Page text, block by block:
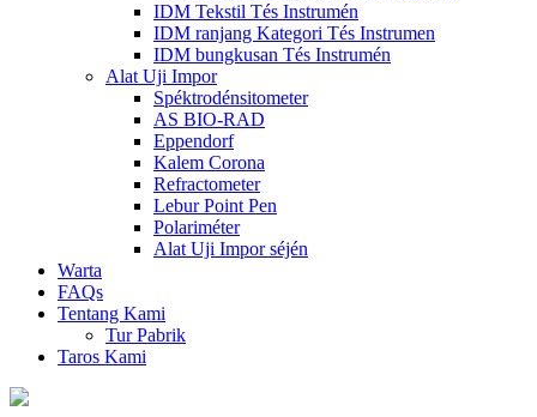
IDM Tekstil Tés Instrumén
IDM ranjang Kategori Tés Instrumen
IDM bungkusan Tés Instrumén
Alat Uji Impor
Spéktrodénsitometer
AS BIO-RAD
Eppendorf
Kalem Corona
Refractometer
Lebur Point Pen
Polariméter
Alat Uji Impor séjén
Warta
FAQs
Tentang Kami
Tur Pabrik
Taros Kami